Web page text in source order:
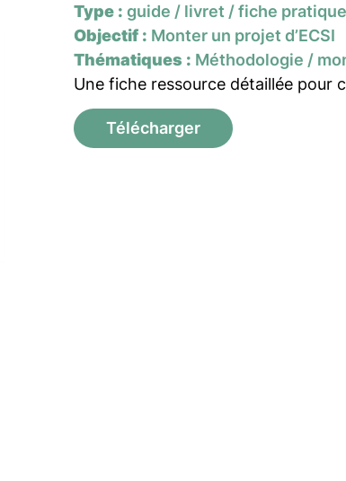
Type :guide / livret / fiche
Objectif : Monter un projet d’ECSI
Thématiques : Méthodologie /
Une fiche ressource détaillée pour
Télécharger